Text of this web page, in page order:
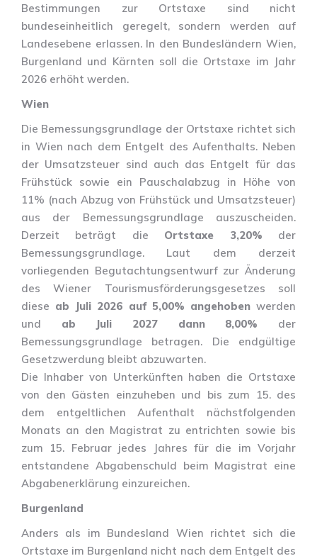
Bestimmungen zur Ortstaxe sind nicht
bundeseinheitlich geregelt, sondern werden auf
Landesebene erlassen. In den Bundesländern Wien,
Burgenland und Kärnten soll die Ortstaxe im Jahr
2026 erhöht werden.
Wien
Die Bemessungsgrundlage der Ortstaxe richtet sich
in Wien nach dem Entgelt des Aufenthalts. Neben
der Umsatzsteuer sind auch das Entgelt für das
Frühstück sowie ein Pauschalabzug in Höhe von
11% (nach Abzug von Frühstück und Umsatzsteuer)
aus der Bemessungsgrundlage auszuscheiden.
Derzeit beträgt die Ortstaxe 3,20% der
Bemessungsgrundlage. Laut dem derzeit
vorliegenden Begutachtungsentwurf zur Änderung
des Wiener Tourismusförderungsgesetzes soll
diese ab Juli 2026 auf 5,00% angehobenwerden
und ab Juli 2027 dann 8,00% der
Bemessungsgrundlage betragen. Die endgültige
Gesetzwerdung bleibt abzuwarten.
Die Inhaber von Unterkünften haben die Ortstaxe
von den Gästen einzuheben und bis zum 15. des
dem entgeltlichen Aufenthalt nächstfolgenden
Monats an den Magistrat zu entrichten sowie bis
zum 15. Februar jedes Jahres für die im Vorjahr
entstandene Abgabenschuld beim Magistrat eine
Abgabenerklärung einzureichen.
Burgenland
Anders als im Bundesland Wien richtet sich die
Ortstaxe im Burgenland nicht nach dem Entgelt des